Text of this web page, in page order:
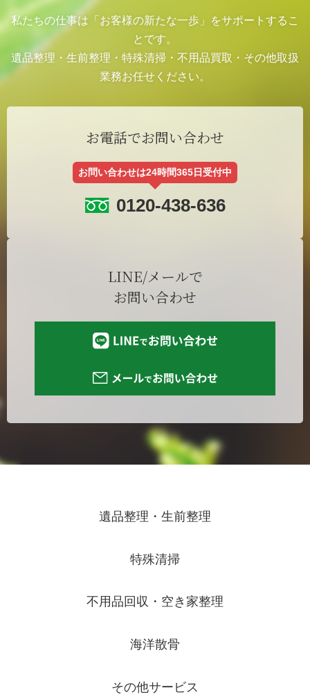
私たちの仕事は「お客様の新たな一歩」をサポートするこ
とです。
遺品整理・生前整理・特殊清掃・不用品買取・その他取扱
業務お任せください。
お電話でお問い合わせ
お問い合わせは24時間365日受付中
0120-438-636
LINE/メールで
お問い合わせ
遺品整理・生前整理
特殊清掃
不用品回収・空き家整理
海洋散骨
その他サービス